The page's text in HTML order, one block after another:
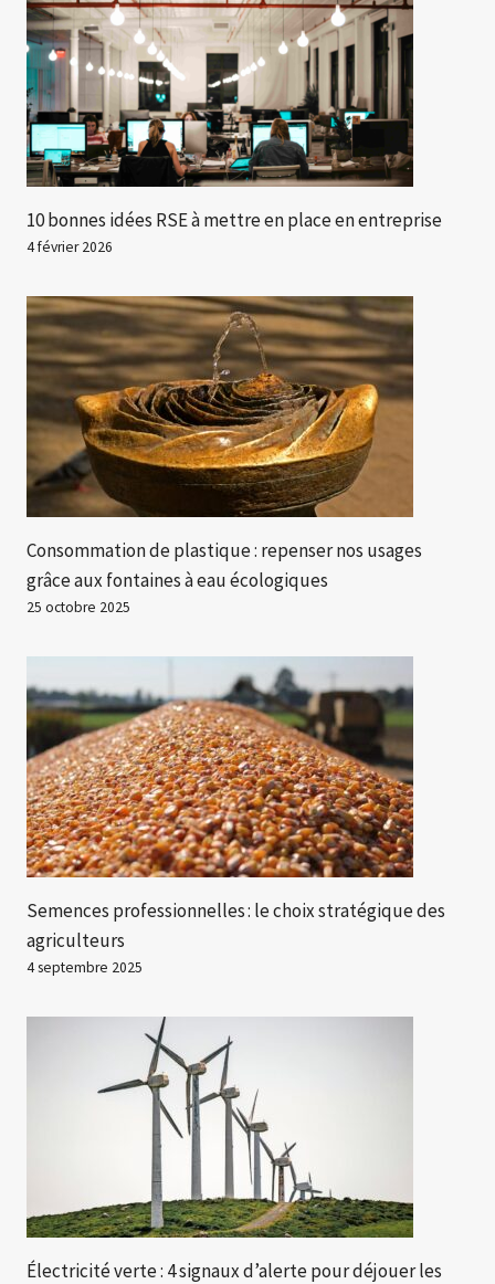
10 bonnes idées RSE à mettre en place en entreprise
4 février 2026
Consommation de plastique : repenser nos usages
grâce aux fontaines à eau écologiques
25 octobre 2025
Semences professionnelles : le choix stratégique des
agriculteurs
4 septembre 2025
Électricité verte : 4 signaux d’alerte pour déjouer les